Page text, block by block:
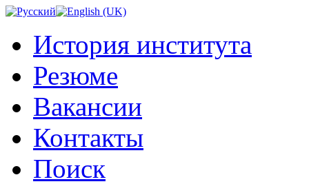
История института
Резюме
Вакансии
Контакты
Поиск